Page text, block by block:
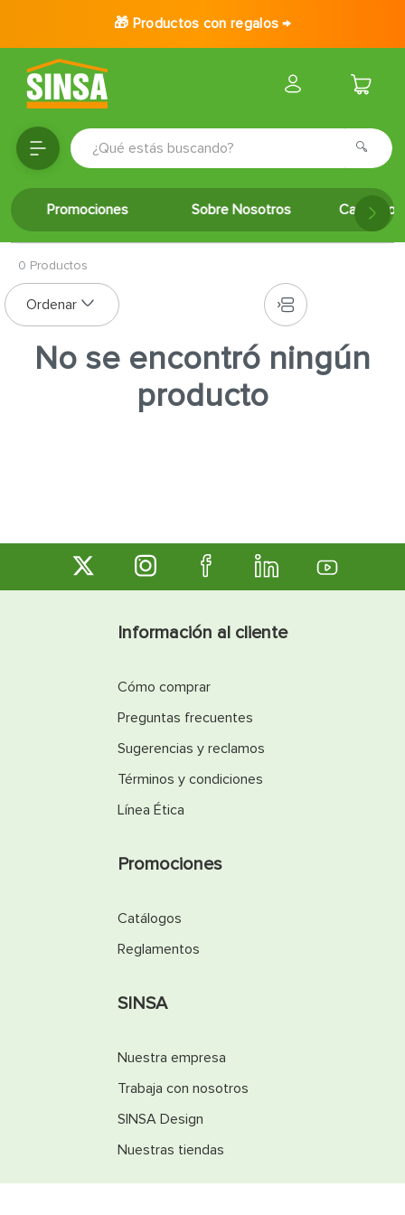
🎁 Productos con regalos →
¿Qué estás buscando?
Promociones Sobre Nosotros Catálogo
0 Productos
No se encontró ningún
producto
Información al cliente
Cómo comprar
Preguntas frecuentes
Sugerencias y reclamos
Términos y condiciones
Línea Ética
Promociones
Catálogos
Reglamentos
SINSA
Nuestra empresa
Trabaja con nosotros
SINSA Design
Nuestras tiendas
TÉRMINOS MÁS BUSCADOS
1.
porcelanato
2.
ceramica
puertas
cerradura
6.
azulejo
7.
fachaleta